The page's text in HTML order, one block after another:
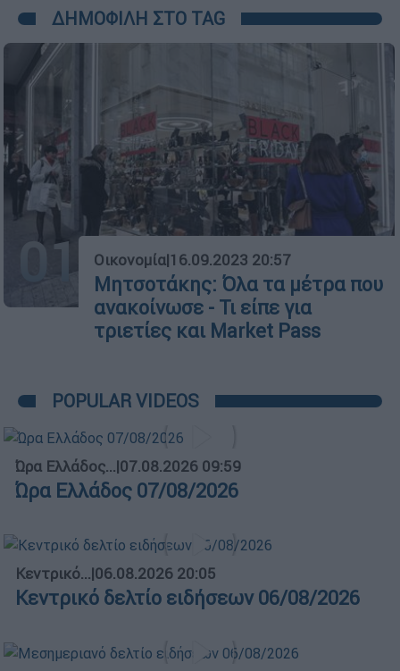
ΔΗΜΟΦΙΛΗ ΣΤΟ TAG
01 Οικονομία|16.09.2023 20:57
Μητσοτάκης: Όλα τα μέτρα που
ανακοίνωσε - Τι είπε για
τριετίες και Market Pass
POPULAR VIDEOS
Ώρα Ελλάδος...|07.08.2026 09:59
Ώρα Ελλάδος 07/08/2026
Κεντρικό...|06.08.2026 20:05
Κεντρικό δελτίο ειδήσεων 06/08/2026